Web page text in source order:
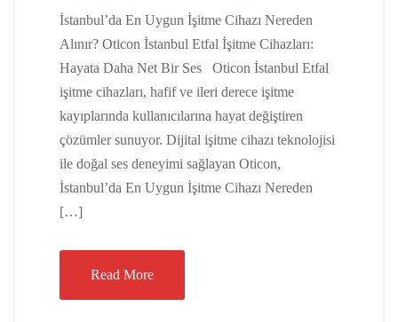
İstanbul’da En Uygun İşitme Cihazı Nereden
Alınır? Oticon İstanbul Etfal İşitme Cihazları:
Hayata Daha Net Bir Ses Oticon İstanbul Etfal
işitme cihazları, hafif ve ileri derece işitme
kayıplarında kullanıcılarına hayat değiştiren
çözümler sunuyor. Dijital işitme cihazı teknolojisi
ile doğal ses deneyimi sağlayan Oticon,
İstanbul’da En Uygun İşitme Cihazı Nereden
[…]
Read More